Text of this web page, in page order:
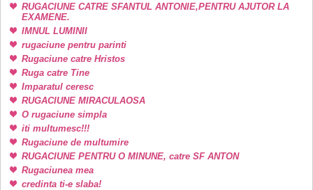
RUGACIUNE CATRE SFANTUL ANTONIE,PENTRU AJUTOR LA
EXAMENE.
IMNUL LUMINII
rugaciune pentru parinti
Rugaciune catre Hristos
Ruga catre Tine
Imparatul ceresc
RUGACIUNE MIRACULAOSA
O rugaciune simpla
iti multumesc!!!
Rugaciune de multumire
RUGACIUNE PENTRU O MINUNE, catre SF ANTON
Rugaciunea mea
credinta ti-e slaba!